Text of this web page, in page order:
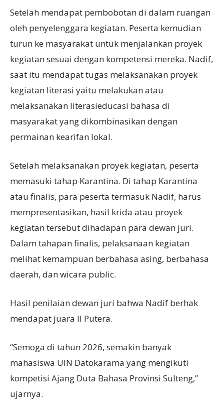
Setelah mendapat pembobotan di dalam ruangan
oleh penyelenggara kegiatan. Peserta kemudian
turun ke masyarakat untuk menjalankan proyek
kegiatan sesuai dengan kompetensi mereka. Nadif,
saat itu mendapat tugas melaksanakan proyek
kegiatan literasi yaitu melakukan atau
melaksanakan literasieducasi bahasa di
masyarakat yang dikombinasikan dengan
permainan kearifan lokal.
Setelah melaksanakan proyek kegiatan, peserta
memasuki tahap Karantina. Di tahap Karantina
atau finalis, para peserta termasuk Nadif, harus
mempresentasikan, hasil krida atau proyek
kegiatan tersebut dihadapan para dewan juri.
Dalam tahapan finalis, pelaksanaan kegiatan
melihat kemampuan berbahasa asing, berbahasa
daerah, dan wicara public.
Hasil penilaian dewan juri bahwa Nadif berhak
mendapat juara II Putera.
“Semoga di tahun 2026, semakin banyak
mahasiswa UIN Datokarama yang mengikuti
kompetisi Ajang Duta Bahasa Provinsi Sulteng,”
ujarnya.